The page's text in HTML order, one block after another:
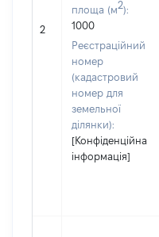
2
площа (м2):
1000
Реєстраційний
номер
(кадастровий
номер для
земельної
ділянки):
[Конфіденційна
інформація]